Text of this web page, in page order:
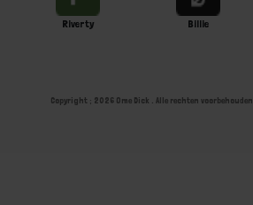
Riverty Billie
Copyright ; 2026 Ome Dick . Alle rechten voorbehouden